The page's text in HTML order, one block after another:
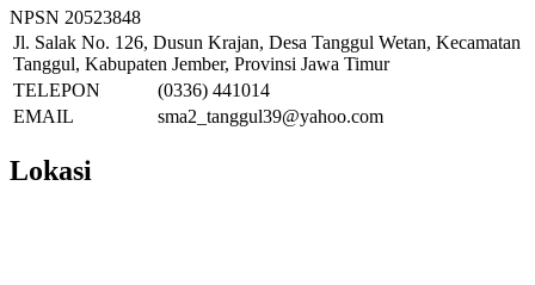
NPSN 20523848
Jl. Salak No. 126, Dusun Krajan, Desa Tanggul Wetan, Kecamatan
Tanggul, Kabupaten Jember, Provinsi Jawa Timur
TELEPON
(0336) 441014
EMAIL
sma2_tanggul39@yahoo.com
Lokasi